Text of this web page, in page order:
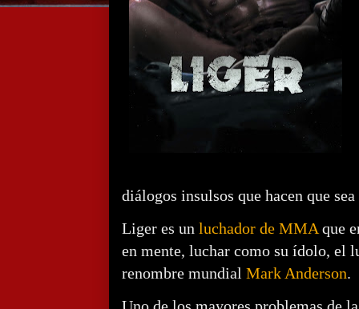
diálogos insulsos que hacen que
Liger es un luchador de MMA que
en mente, luchar como su ídolo, el
renombre mundial Mark Anderson.